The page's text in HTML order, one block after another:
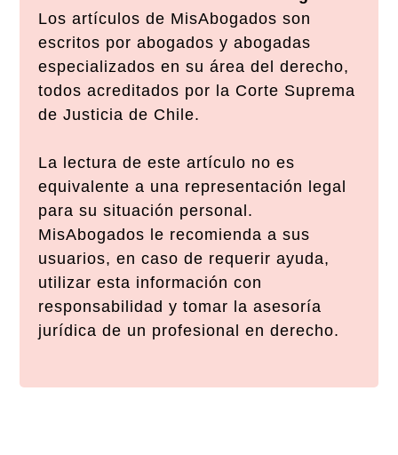
Los artículos de MisAbogados son
escritos por abogados y abogadas
especializados en su área del derecho,
todos acreditados por la Corte Suprema
de Justicia de Chile.
La lectura de este artículo no es
equivalente a una representación legal
para su situación personal.
MisAbogados le recomienda a sus
usuarios, en caso de requerir ayuda,
utilizar esta información con
responsabilidad y tomar la asesoría
jurídica de un profesional en derecho.